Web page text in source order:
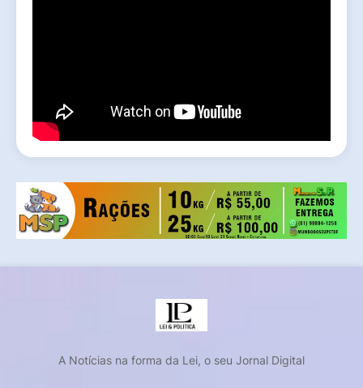
A Notícias na forma da Lei, o seu Jornal Digital